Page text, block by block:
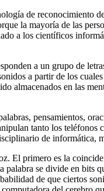
de reconocimiento
la mayoría de las
a los científicos
a un grupo de
a partir de los
almacenados en las
pensamientos,
tanto los teléfonos
de informática,
El primero es la
se divide en bits
de que ciertos